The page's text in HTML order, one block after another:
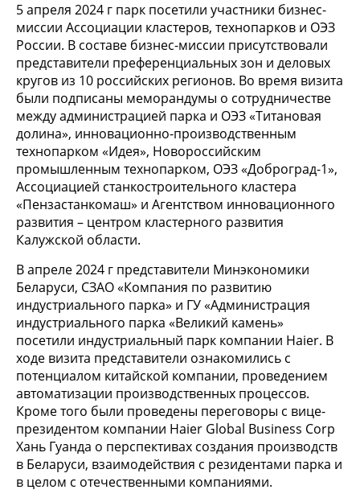
5 апреля 2024 г парк посетили участники бизнес-
миссии Ассоциации кластеров, технопарков и ОЭЗ
России. В составе бизнес-миссии присутствовали
представители преференциальных зон и деловых
кругов из 10 российских регионов. Во время визита
были подписаны меморандумы о сотрудничестве
между администрацией парка и ОЭЗ «Титановая
долина», инновационно-производственным
технопарком «Идея», Новороссийским
промышленным технопарком, ОЭЗ «Доброград-1»,
Ассоциацией станкостроительного кластера
«Пензастанкомаш» и Агентством инновационного
развития – центром кластерного развития
Калужской области.
В апреле 2024 г представители Минэкономики
Беларуси, СЗАО «Компания по развитию
индустриального парка» и ГУ «Администрация
индустриального парка «Великий камень»
посетили индустриальный парк компании Haier. В
ходе визита представители ознакомились с
потенциалом китайской компании, проведением
автоматизации производственных процессов.
Кроме того были проведены переговоры с вице-
президентом компании Haier Global Business Corp
Хань Гуанда о перспективах создания производств
в Беларуси, взаимодействия с резидентами парка и
в целом с отечественными компаниями.